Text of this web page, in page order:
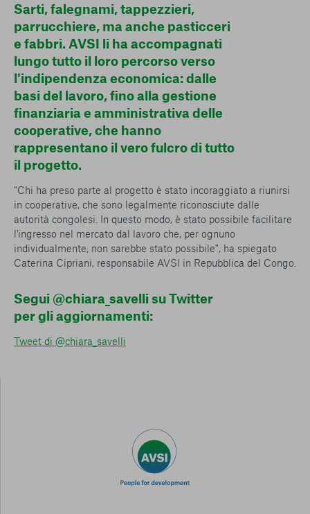
Sarti, falegnami, tappezzieri,
parrucchiere, ma anche pasticceri
e fabbri. AVSI li ha accompagnati
lungo tutto il loro percorso verso
l'indipendenza economica: dalle
basi del lavoro, fino alla gestione
finanziaria e amministrativa delle
cooperative, che hanno
rappresentano il vero fulcro di tutto
il progetto.
"Chi ha preso parte al progetto è stato incoraggiato a riunirsi
in cooperative, che sono legalmente riconosciute dalle
autorità congolesi. In questo modo, è stato possibile facilitare
l'ingresso nel mercato dal lavoro che, per ognuno
individualmente, non sarebbe stato possibile", ha spiegato
Caterina Cipriani, responsabile AVSI in Repubblica del Congo.
Segui @chiara_savelli su Twitter
per gli aggiornamenti:
Tweet di @chiara_savelli